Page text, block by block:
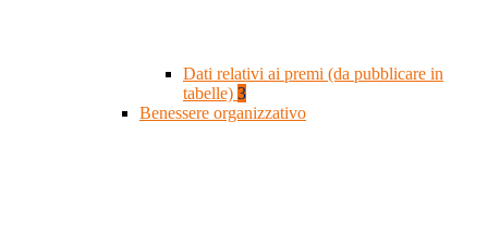
Dati relativi ai premi (da pubblicare in
tabelle) 3
Benessere organizzativo